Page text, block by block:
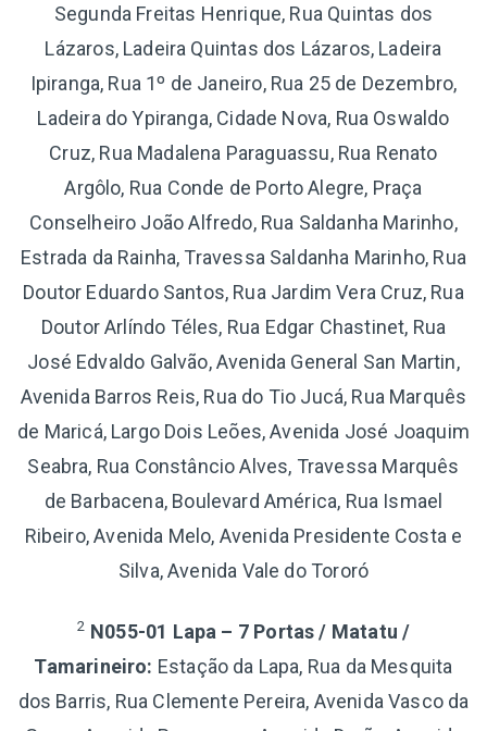
Segunda Freitas Henrique, Rua Quintas dos
Lázaros, Ladeira Quintas dos Lázaros, Ladeira
Ipiranga, Rua 1º de Janeiro, Rua 25 de Dezembro,
Ladeira do Ypiranga, Cidade Nova, Rua Oswaldo
Cruz, Rua Madalena Paraguassu, Rua Renato
Argôlo, Rua Conde de Porto Alegre, Praça
Conselheiro João Alfredo, Rua Saldanha Marinho,
Estrada da Rainha, Travessa Saldanha Marinho, Rua
Doutor Eduardo Santos, Rua Jardim Vera Cruz, Rua
Doutor Arlíndo Téles, Rua Edgar Chastinet, Rua
José Edvaldo Galvão, Avenida General San Martin,
Avenida Barros Reis, Rua do Tio Jucá, Rua Marquês
de Maricá, Largo Dois Leões, Avenida José Joaquim
Seabra, Rua Constâncio Alves, Travessa Marquês
de Barbacena, Boulevard América, Rua Ismael
Ribeiro, Avenida Melo, Avenida Presidente Costa e
Silva, Avenida Vale do Tororó
2 N055-01 Lapa – 7 Portas / Matatu /
Tamarineiro: Estação da Lapa, Rua da Mesquita
dos Barris, Rua Clemente Pereira, Avenida Vasco da